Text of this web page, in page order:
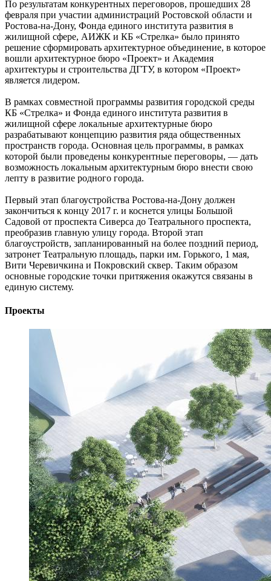
По результатам конкурентных переговоров, прошедших 28
февраля при участии администраций Ростовской области и
Ростова-на-Дону, Фонда единого института развития в
жилищной сфере, АИЖК и КБ «Стрелка» было принято
решение сформировать архитектурное объединение, в которое
вошли архитектурное бюро «Проект» и Академия
архитектуры и строительства ДГТУ, в котором «Проект»
является лидером.
В рамках совместной программы развития городской среды
КБ «Стрелка» и Фонда единого института развития в
жилищной сфере локальные архитектурные бюро
разрабатывают концепцию развития ряда общественных
пространств города. Основная цель программы, в рамках
которой были проведены конкурентные переговоры, — дать
возможность локальным архитектурным бюро внести свою
лепту в развитие родного города.
Первый этап благоустройства Ростова-на-Дону должен
закончиться к концу 2017 г. и коснется улицы Большой
Садовой от проспекта Сиверса до Театрального проспекта,
преобразив главную улицу города. Второй этап
благоустройств, запланированный на более поздний период,
затронет Театральную площадь, парки им. Горького, 1 мая,
Вити Черевичкина и Покровский сквер. Таким образом
основные городские точки притяжения окажутся связаны в
единую систему.
Проекты